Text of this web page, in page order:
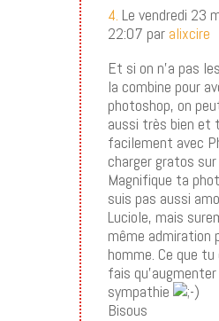
4. Le vendredi 23
22:07 par alixcire
Et si on n’a pas
la combine pour
photoshop, on
aussi très bien et
facilement avec
charger gratos
Magnifique ta
suis pas aussi
Luciole, mais
même admiration
homme. Ce que tu
fais
sympathie
Bisous